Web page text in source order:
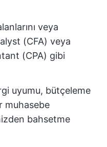
veya
(CFA) veya
(CPA) gibi
uyumu, bütçeleme
muhasebe
bahsetme